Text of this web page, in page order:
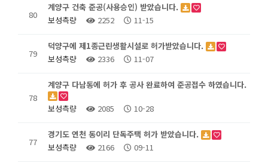
80
계양구 건축 준공(사용승인) 받았습니다.
보성측량
2252 11-15
79
덕양구에 제1종근린생활시설로 허가받았습니다.
보성측량
2336 11-07
78
계양구 다남동에 허가 후 공사 완료하여 준공접수 하였습니다.
보성측량 2085 10-28
77
경기도 연천 동이리 단독주택 허가 받았습니다.
보성측량
2166 09-11